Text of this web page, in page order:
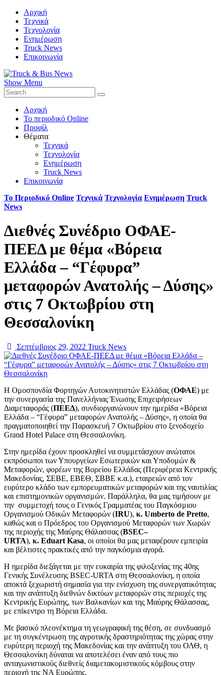
Αρχική
Τεχνικά
Τεχνολογία
Ενημέρωση
Truck News
Επικοινωνία
Show Menu
Αρχική
Το περιοδικό Online
Προφίλ
Θέματα
Τεχνικά
Τεχνολογία
Ενημέρωση
Truck News
Επικοινωνία
Το Περιοδικό Online Τεχνικά Τεχνολογία Ενημέρωση Truck
News
Διεθνές Συνέδριο ΟΦΑΕ-
ΠΕΕΔ με θέμα «Βόρεια
Ελλάδα – “Γέφυρα”
μεταφορών Ανατολής – Δύσης»
στις 7 Οκτωβρίου στη
Θεσσαλονίκη
Σεπτέμβριος 29, 2022Truck News
Η Ομοσπονδία Φορτηγών Αυτοκινητιστών Ελλάδας (ΟΦΑΕ) με
την συνεργασία της Πανελλήνιας Ένωσης Επιχειρήσεων
Διαμεταφοράς (ΠΕΕΔ), συνδιοργανώνουν την ημερίδα «Βόρεια
Ελλάδα – “Γέφυρα” μεταφορών Ανατολής – Δύσης», η οποία θα
πραγματοποιηθεί την Παρασκευή 7 Οκτωβρίου στο ξενοδοχείο
Grand Hotel Palace στη Θεσσαλονίκη.
Στην ημερίδα έχουν προσκληθεί να συμμετάσχουν ανώτατοι
εκπρόσωποι των Υπουργείων Εσωτερικών και Υποδομών &
Μεταφορών, φορέων της Βορείου Ελλάδας (Περιφέρεια Κεντρικής
Μακεδονίας, ΣΕΒΕ, ΕΒΕΘ, ΣΒΒΕ κ.α.), εταιρειών από τον
ευρύτερο κλάδο των εμπορευματικών μεταφορών και της ναυτιλίας
και επιστημονικών οργανισμών. Παράλληλα, θα μας τιμήσουν με
την συμμετοχή τους ο Γενικός Γραμματέας του Παγκόσμιου
Οργανισμού Οδικών Μεταφορών (IRU), κ. Umberto de Pretto,
καθώς και ο Πρόεδρος του Οργανισμού Μεταφορών των Χωρών
της περιοχής της Μαύρης Θάλασσας (BSEC–
URTA), κ. Eduart Kasa, oι οποίοι θα μας μεταφέρουν εμπειρία
και βέλτιστες πρακτικές από την παγκόσμια αγορά.
Η ημερίδα διεξάγεται με την ευκαιρία της φιλοξενίας της 40ης
Γενικής Συνέλευσης BSEC-URTA στη Θεσσαλονίκη, η οποία
αποκτά ξεχωριστή σημασία για την ενίσχυση της συνεργατικότητας
και την ανάπτυξη διεθνών δικτύων μεταφορών στις περιοχές της
Κεντρικής Ευρώπης, των Βαλκανίων και της Μαύρης Θάλασσας,
με επίκεντρο τη Βόρεια Ελλάδα.
Με βασικό πλεονέκτημα τη γεωγραφική της θέση, σε συνδυασμό
με τη συγκέντρωση της αγροτικής δραστηριότητας της χώρας στην
ευρύτερη περιοχή της Μακεδονίας και την ανάπτυξη του ΟΛΘ, η
Θεσσαλονίκη δύναται να αποτελέσει έναν από τους πιο
ανταγωνιστικούς διεθνείς διαμετακομιστικούς κόμβους στην
περιοχή της ΝΑ Ευρώπης.